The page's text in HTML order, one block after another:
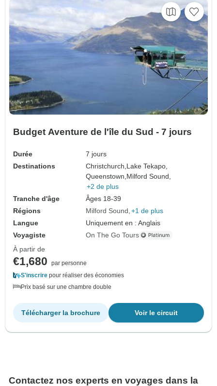
Budget Aventure de l'île du Sud - 7 jours
Durée
7 jours
Destinations
Christchurch, Lake Tekapo,
Queenstown, Milford Sound,
+2 de plus
Tranche d'âge
Âges 18-39
Régions
Milford Sound +1 de plus
Langue
Uniquement en : Anglais
Voyagiste
On The Go Tours
À partir de
€1,680
par personne
S'inscrire pour réaliser des économies
Prix basé sur une chambre double
Voir le circuit
Télécharger la brochure
Contactez nos experts en voyages dans la